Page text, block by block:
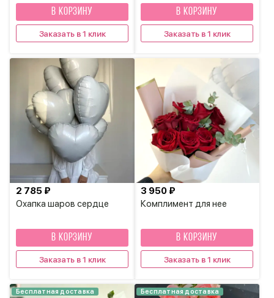
В КОРЗИНУ
Заказать в 1 клик
В КОРЗИНУ
Заказать в 1 клик
Охапка шаров сердце
2 785 ₽
В КОРЗИНУ
Заказать в 1 клик
Комплимент для нее
3 950 ₽
В КОРЗИНУ
Заказать в 1 клик
Бесплатная доставка Бесплатная доставка